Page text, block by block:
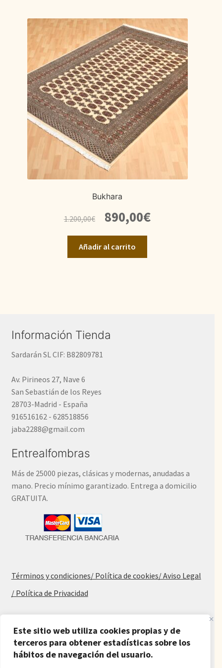
Este sitio web utiliza cookies propias y de
terceros para obtener estadísticas sobre los
hábitos de navegación del usuario.
Bukhara
1.200,00€ precio
original
era:
1.200,00€.
890,00€El
precio
Añadir al carrito
Información Tienda
Sardarán SL CIF: B82809781
Av. Pirineos 27, Nave 6
San Sebastián de los Reyes
28703-Madrid - España
916516162 - 628518856
jaba2288@gmail.com
Entrealfombras
Más de 25000 piezas, clásicas y modernas, anudadas a
mano. Precio mínimo garantizado. Entrega a domicilio
GRATUITA.
Términos y condiciones/ Política de cookies/ Aviso Legal
/ Política de Privacidad
Alfombras baratas
Procedencia de las alfombras